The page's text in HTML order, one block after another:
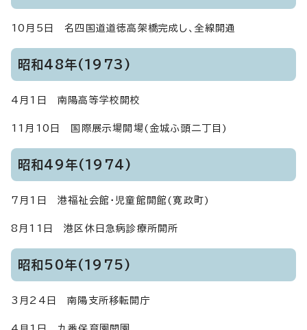
10月5日 名四国道道徳高架橋完成し、全線開通
昭和48年(1973)
4月1日 南陽高等学校開校
11月10日 国際展示場開場(金城ふ頭二丁目)
昭和49年(1974)
7月1日 港福祉会館・児童館開館(寛政町)
8月11日 港区休日急病診療所開所
昭和50年(1975)
3月24日 南陽支所移転開庁